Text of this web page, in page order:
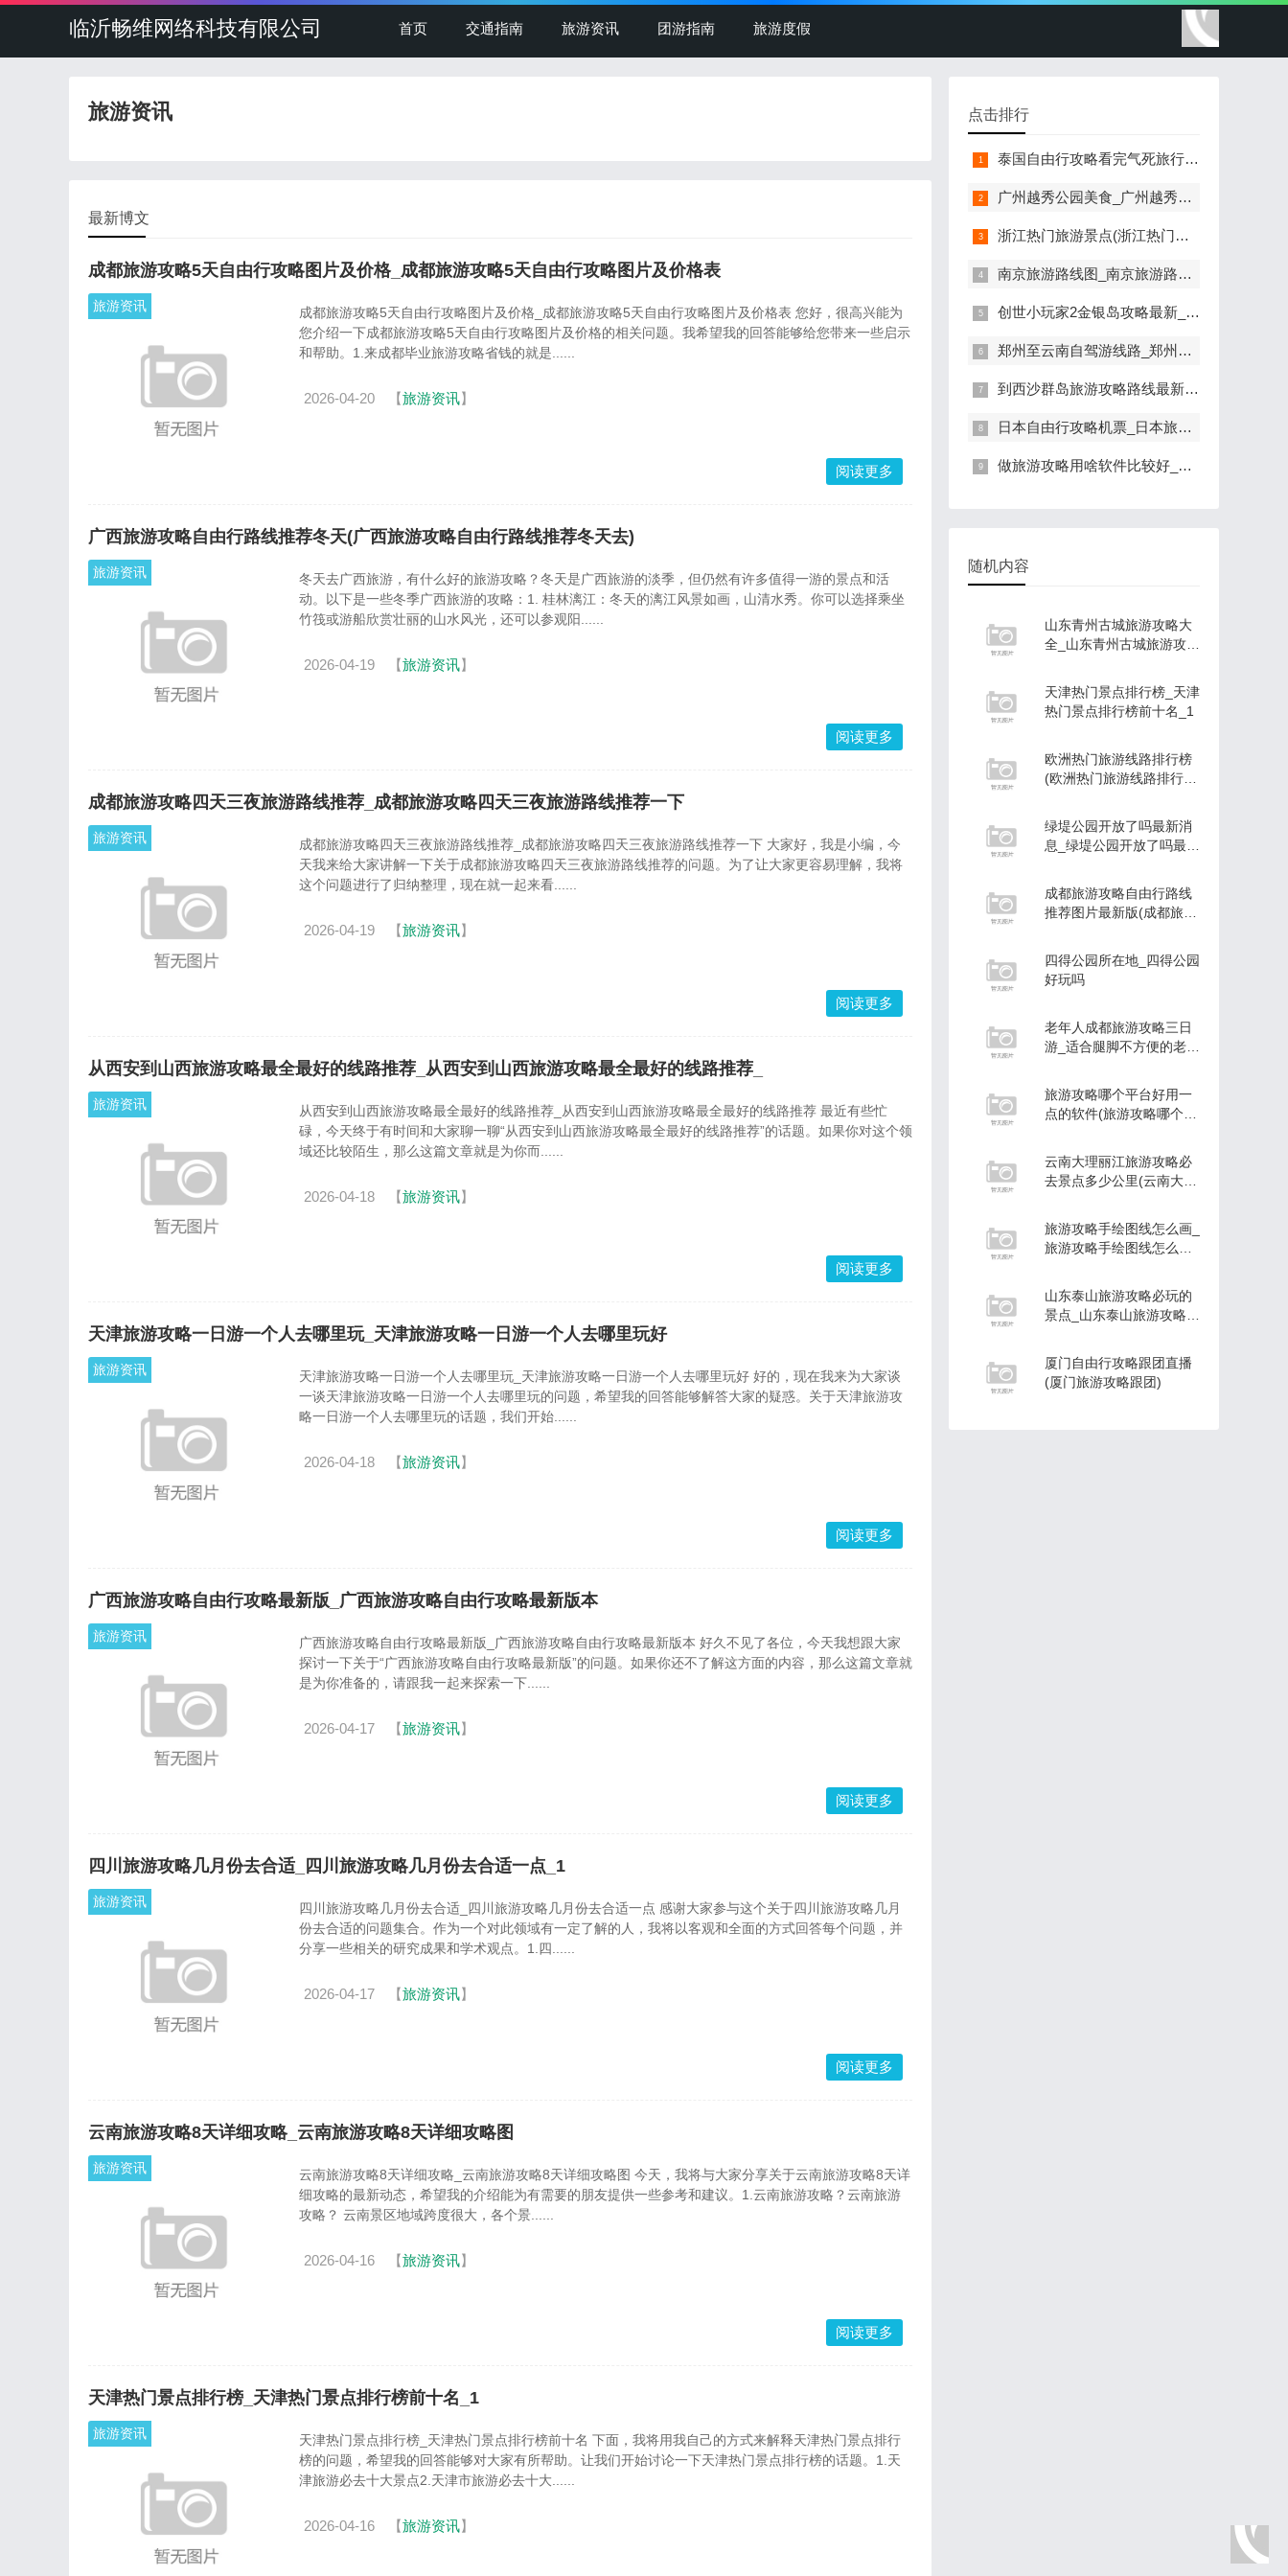
临沂畅维网络科技有限公司 首页 交通指南 旅游资讯 团游指南 旅游度假
旅游资讯
最新博文
成都旅游攻略5天自由行攻略图片及价格_成都旅游攻略5天自由行攻略图片及价格表
旅游资讯
成都旅游攻略5天自由行攻略图片及价格_成都旅游攻略5天自由行攻略图片及价格表 您好，很高兴能为
您介绍一下成都旅游攻略5天自由行攻略图片及价格的相关问题。我希望我的回答能够给您带来一些启示
和帮助。1.来成都毕业旅游攻略省钱的就是......
2026-04-20 【旅游资讯】
阅读更多
广西旅游攻略自由行路线推荐冬天(广西旅游攻略自由行路线推荐冬天去)
旅游资讯
冬天去广西旅游，有什么好的旅游攻略？冬天是广西旅游的淡季，但仍然有许多值得一游的景点和活
动。以下是一些冬季广西旅游的攻略：1. 桂林漓江：冬天的漓江风景如画，山清水秀。你可以选择乘坐
竹筏或游船欣赏壮丽的山水风光，还可以参观阳......
2026-04-19 【旅游资讯】
阅读更多
成都旅游攻略四天三夜旅游路线推荐_成都旅游攻略四天三夜旅游路线推荐一下
旅游资讯
成都旅游攻略四天三夜旅游路线推荐_成都旅游攻略四天三夜旅游路线推荐一下 大家好，我是小编，今
天我来给大家讲解一下关于成都旅游攻略四天三夜旅游路线推荐的问题。为了让大家更容易理解，我将
这个问题进行了归纳整理，现在就一起来看......
2026-04-19 【旅游资讯】
阅读更多
从西安到山西旅游攻略最全最好的线路推荐_从西安到山西旅游攻略最全最好的线路推荐_
旅游资讯
从西安到山西旅游攻略最全最好的线路推荐_从西安到山西旅游攻略最全最好的线路推荐 最近有些忙
碌，今天终于有时间和大家聊一聊“从西安到山西旅游攻略最全最好的线路推荐”的话题。如果你对这个领
域还比较陌生，那么这篇文章就是为你而......
2026-04-18 【旅游资讯】
阅读更多
天津旅游攻略一日游一个人去哪里玩_天津旅游攻略一日游一个人去哪里玩好
旅游资讯
天津旅游攻略一日游一个人去哪里玩_天津旅游攻略一日游一个人去哪里玩好 好的，现在我来为大家谈
一谈天津旅游攻略一日游一个人去哪里玩的问题，希望我的回答能够解答大家的疑惑。关于天津旅游攻
略一日游一个人去哪里玩的话题，我们开始......
2026-04-18 【旅游资讯】
阅读更多
广西旅游攻略自由行攻略最新版_广西旅游攻略自由行攻略最新版本
旅游资讯
广西旅游攻略自由行攻略最新版_广西旅游攻略自由行攻略最新版本 好久不见了各位，今天我想跟大家
探讨一下关于“广西旅游攻略自由行攻略最新版”的问题。如果你还不了解这方面的内容，那么这篇文章就
是为你准备的，请跟我一起来探索一下......
2026-04-17 【旅游资讯】
阅读更多
四川旅游攻略几月份去合适_四川旅游攻略几月份去合适一点_1
旅游资讯
四川旅游攻略几月份去合适_四川旅游攻略几月份去合适一点 感谢大家参与这个关于四川旅游攻略几月
份去合适的问题集合。作为一个对此领域有一定了解的人，我将以客观和全面的方式回答每个问题，并
分享一些相关的研究成果和学术观点。1.四......
2026-04-17 【旅游资讯】
阅读更多
云南旅游攻略8天详细攻略_云南旅游攻略8天详细攻略图
旅游资讯
云南旅游攻略8天详细攻略_云南旅游攻略8天详细攻略图 今天，我将与大家分享关于云南旅游攻略8天详
细攻略的最新动态，希望我的介绍能为有需要的朋友提供一些参考和建议。1.云南旅游攻略？云南旅游
攻略？ 云南景区地域跨度很大，各个景......
2026-04-16 【旅游资讯】
阅读更多
天津热门景点排行榜_天津热门景点排行榜前十名_1
旅游资讯
天津热门景点排行榜_天津热门景点排行榜前十名 下面，我将用我自己的方式来解释天津热门景点排行
榜的问题，希望我的回答能够对大家有所帮助。让我们开始讨论一下天津热门景点排行榜的话题。1.天
津旅游必去十大景点2.天津市旅游必去十大......
2026-04-16 【旅游资讯】
点击排行
泰国自由行攻略看完气死旅行社(泰国自由行游记)
广州越秀公园美食_广州越秀公园美食推荐
浙江热门旅游景点(浙江热门旅游景点排名)
南京旅游路线图_南京旅游路线图手抄报
创世小玩家2金银岛攻略最新_创世小玩家2金银岛攻略最新版本
郑州至云南自驾游线路_郑州至云南自驾游攻略
到西沙群岛旅游攻略路线最新_到西沙群岛旅游攻略路线最新图
日本自由行攻略机票_日本旅行机票
做旅游攻略用啥软件比较好_做旅游攻略用啥软件比较好呢
随机内容
山东青州古城旅游攻略大
全_山东青州古城旅游攻略
天津热门景点排行榜_天津
热门景点排行榜前十名_1
欧洲热门旅游线路排行榜
(欧洲热门旅游线路排行榜
绿堤公园开放了吗最新消
息_绿堤公园开放了吗最新
成都旅游攻略自由行路线
推荐图片最新版(成都旅游
四得公园所在地_四得公园
好玩吗
老年人成都旅游攻略三日
游_适合腿脚不方便的老人
旅游攻略哪个平台好用一
点的软件(旅游攻略哪个平
云南大理丽江旅游攻略必
去景点多少公里(云南大理
旅游攻略手绘图线怎么画_
旅游攻略手绘图线怎么画
山东泰山旅游攻略必玩的
景点_山东泰山旅游攻略必
厦门自由行攻略跟团直播
(厦门旅游攻略跟团)